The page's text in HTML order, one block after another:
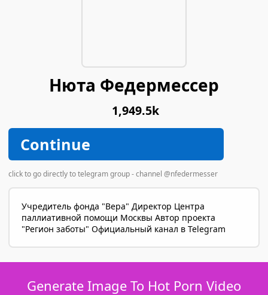
Нюта Федермессер
1,949.5k
Continue
click to go directly to telegram group - channel @nfedermesser
Учредитель фонда "Вера" Директор Центра
паллиативной помощи Москвы Автор проекта
"Регион заботы" Официальный канал в Telegram
Generate Image To Hot Porn Video